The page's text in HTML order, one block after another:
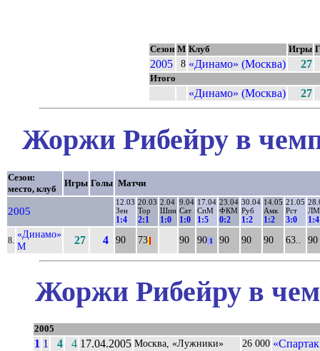
Сезон М Клуб Игры
2005 8 «Динамо» (Москва) 27
Итого
«Динамо» (Москва) 27
Жоржи Рибейру в
Сезон:
место, клуб
Игры Голы Матчи
2005
12.03
Зен
1:4
20.03
Тор
2:1
2.04
Шин
1:0
9.04
Сат
1:0
17.04
СпМ
1:5
23.04
ФКМ
0:2
30.04
Руб
1:2
14.05
Амк
1:2
21.05
Рст
3:0 1:4
8.
«Динамо»
М
27 4 90 73 90 90 1 90 90 90 63.. 90
Жоржи Рибейру в
2005
1 1 4 4 17.04.2005 Москва, «Лужники» 26 000